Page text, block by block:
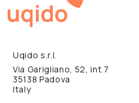
Uqido s.r.l.
Via Garigliano, 52, int.7
35138 Padova
Italy